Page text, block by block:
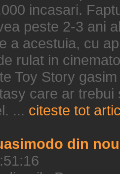
incasari.
peste 2-3 ani
a acestuia, cu
rulat in
Toy Story
care ar
... citeste tot
din